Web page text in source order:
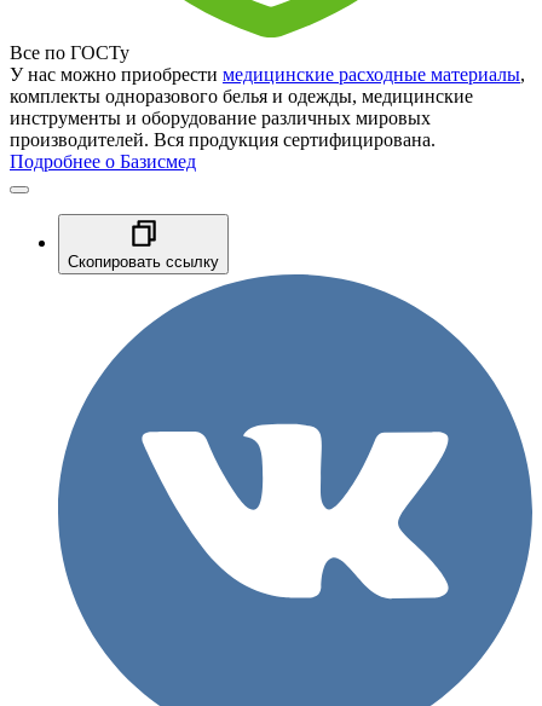
Все по ГОСТу
У нас можно приобрести медицинские расходные материалы,
комплекты одноразового белья и одежды, медицинские
инструменты и оборудование различных мировых
производителей. Вся продукция сертифицирована.
Подробнее о Базисмед
Скопировать ссылку